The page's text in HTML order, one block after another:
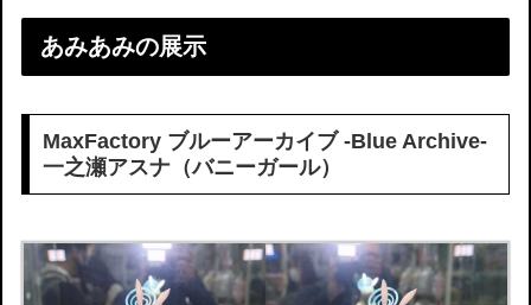
あみあみの展示
MaxFactory ブルーアーカイブ -Blue Archive-
一之瀬アスナ（バニーガール）